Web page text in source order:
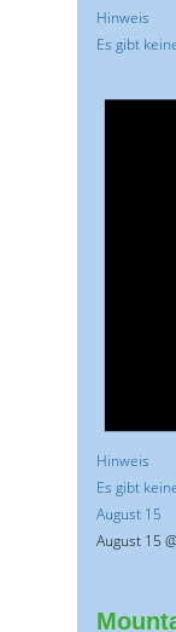
Hinweis
Es gibt
Hinweis
Es gibt
August 15
August 15